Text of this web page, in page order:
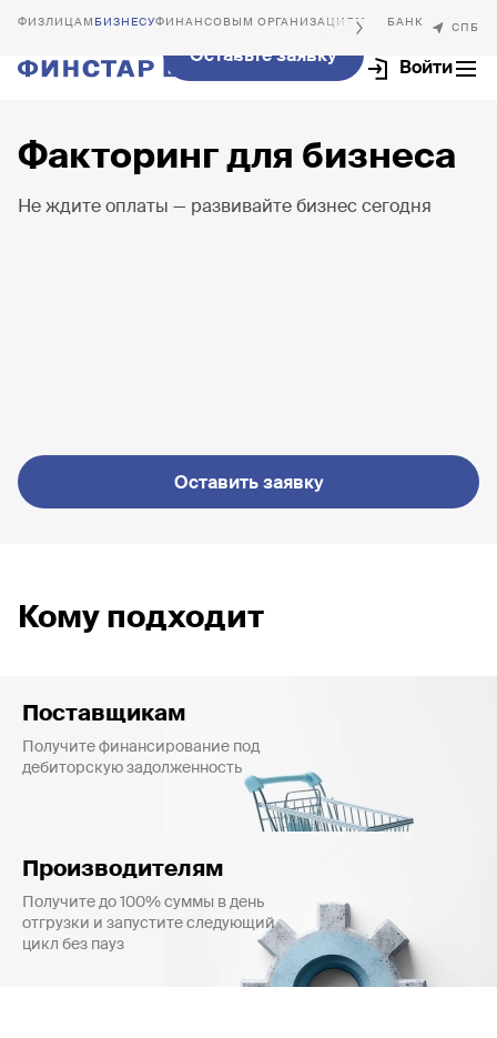
БИЗНЕСУФИНАНСОВЫМ ОРГАНИЗАЦИЯМ
Войти
Факторинг для бизнеса
Не ждите оплаты — развивайте бизнес сегодня
Оставить заявку
Кому подходит
Поставщикам
Получите финансирование под
дебиторскую задолженность
Производителям
Получите до 100% суммы в день
отгрузки и запустите следующий
цикл без пауз
Оставьте заявку